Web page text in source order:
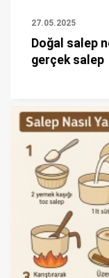
27.05.2025
Doğal salep
gerçek salep